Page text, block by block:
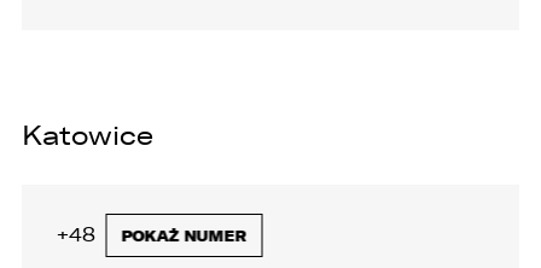
Katowice
POKAŻ NUMER
+48 32 446 20 00